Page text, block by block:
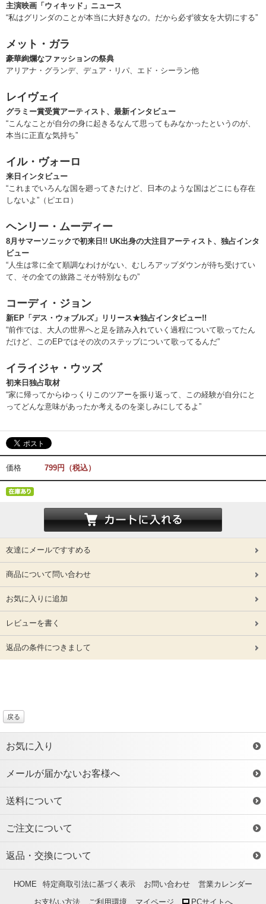
主演映画「ウィキッド」ニュース
“私はグリンダのことが本当に大好きなの。だから必ず彼女を大切にする”
メット・ガラ
豪華絢爛なファッションの祭典
アリアナ・グランデ、デュア・リパ、エド・シーラン他
レイヴェイ
グラミー賞受賞アーティスト、最新インタビュー
“こんなことが自分の身に起きるなんて思ってもみなかったというのが、
本当に正直な気持ち”
イル・ヴォーロ
来日インタビュー
“これまでいろんな国を廻ってきたけど、日本のような国はどこにも存在
しないよ”（ピエロ）
ヘンリー・ムーディー
8月サマーソニックで初来日!! UK出身の大注目アーティスト、独占インタ
ビュー
“人生は常に全て順調なわけがない、むしろアップダウンが待ち受けてい
て、その全ての旅路こそが特別なもの”
コーディ・ジョン
新EP「デス・ウォブルズ」リリース★独占インタビュー!!
“前作では、大人の世界へと足を踏み入れていく過程について歌ってたん
だけど、このEPではその次のステップについて歌ってるんだ”
イライジャ・ウッズ
初来日独占取材
“家に帰ってからゆっくりこのツアーを振り返って、この経験が自分にと
ってどんな意味があったか考えるのを楽しみにしてるよ”
価格 799円（税込）
友達にメールですすめる
商品について問い合わせ
お気に入りに追加
レビューを書く
返品の条件につきまして
戻る
お気に入り
メールが届かないお客様へ
送料について
ご注文について
返品・交換について
HOME 特定商取引法に基づく表示 お問い合わせ
営業カレンダー
お支払い方法
ご利用環境 マイページ PCサイトへ